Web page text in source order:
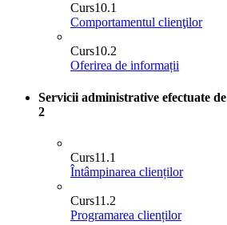
Curs10.1
Comportamentul clienţilor
Curs10.2
Oferirea de informații
Servicii administrative efectuate
2
Curs11.1
Întâmpinarea clienților
Curs11.2
Programarea clienților